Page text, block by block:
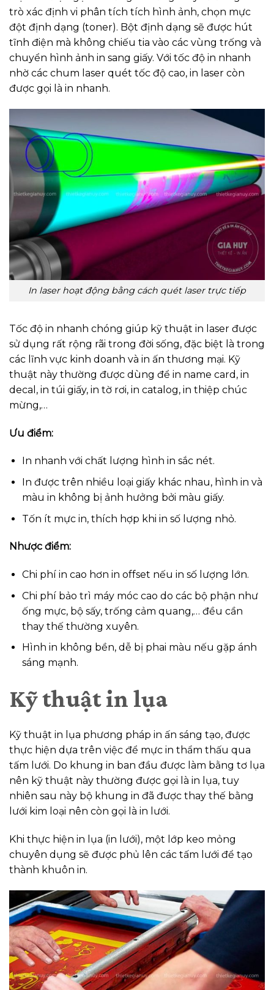
trò xác định vi phân tích tích hình ảnh, chọn mực
đột định dạng (toner). Bột định dạng sẽ được hút
tĩnh điện mà không chiếu tia vào các vùng trống và
chuyển hình ảnh in sang giấy. Với tốc độ in nhanh
nhờ các chum laser quét tốc độ cao, in laser còn
được gọi là in nhanh.
In laser hoạt động bằng cách quét laser trực tiếp
Tốc độ in nhanh chóng giúp kỹ thuật in laser được
sử dụng rất rộng rãi trong đời sống, đặc biệt là trong
các lĩnh vực kinh doanh và in ấn thương mại. Kỹ
thuật này thường được dùng để in name card, in
decal, in túi giấy, in tờ rơi, in catalog, in thiệp chúc
mừng,…
Ưu điểm:
In nhanh với chất lượng hình in sắc nét.
In được trên nhiều loại giấy khác nhau, hình in và
màu in không bị ảnh hưởng bởi màu giấy.
Tốn ít mực in, thích hợp khi in số lượng nhỏ.
Nhược điểm:
Chi phí in cao hơn in offset nếu in số lượng lớn.
Chi phí bảo trì máy móc cao do các bộ phận như
ống mực, bộ sấy, trống cảm quang,… đều cần
thay thế thường xuyên.
Hình in không bền, dễ bị phai màu nếu gặp ánh
sáng mạnh.
Kỹ thuật in lụa
Kỹ thuật in lụa phương pháp in ấn sáng tạo, được
thực hiện dựa trên việc để mực in thẩm thấu qua
tấm lưới. Do khung in ban đầu được làm bằng tơ lụa
nên kỹ thuật này thường được gọi là in lụa, tuy
nhiên sau này bộ khung in đã được thay thế bằng
lưới kim loại nên còn gọi là in lưới.
Khi thực hiện in lụa (in lưới), một lớp keo mỏng
chuyên dụng sẽ được phủ lên các tấm lưới để tạo
thành khuôn in.